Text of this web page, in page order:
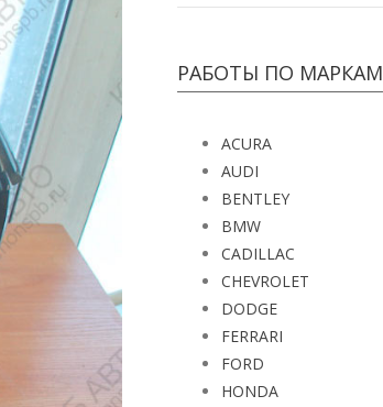
РАБОТЫ ПО МАРКАМ
ACURA
AUDI
BENTLEY
BMW
CADILLAC
CHEVROLET
DODGE
FERRARI
FORD
HONDA